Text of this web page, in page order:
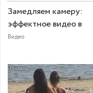
Замедляем камеру:
эффектное видео в
Видео